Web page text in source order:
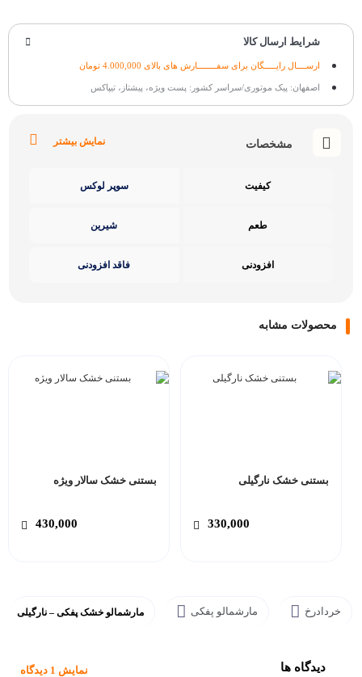
شرایط ارسال کالا
ارســــال رایـــــگان برای سفــــــــارش های بالای 4.000,000 تومان
اصفهان: پیک موتوری/سراسر کشور: پست ویژه، پیشتاز، تیپاکس
مشخصات نمایش بیشتر
کیفیت سوپر لوکس
طعم شیرین
افزودنی فاقد افزودنی
محصولات مشابه
بستنی خشک نارگیلی
330,000
بستنی خشک سالار ویژه
430,000
خردادرخ مارشمالو پفکی مارشمالو خشک پفکی – نارگیلی
دیدگاه ها نمایش 1 دیدگاه